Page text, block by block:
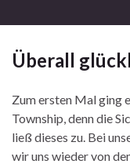
Überall
Zum ersten Mal ging
Township, denn die
ließ dieses zu. Bei
wir uns wieder von